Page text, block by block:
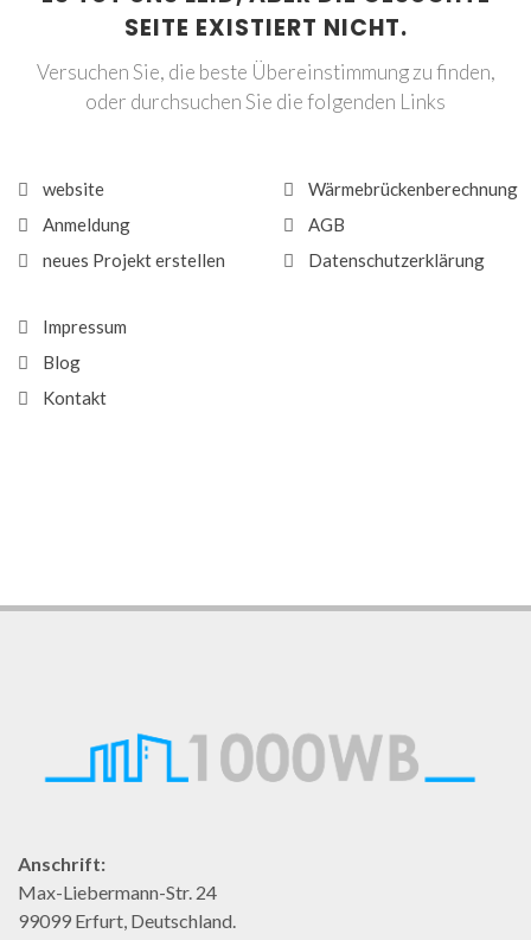
SEITE EXISTIERT NICHT.
Versuchen Sie, die beste Übereinstimmung zu finden,
oder durchsuchen Sie die folgenden Links
website
Anmeldung
neues Projekt erstellen
Wärmebrückenberechnung
AGB
Datenschutzerklärung
Impressum
Blog
Kontakt
Anschrift:
Max-Liebermann-Str. 24
99099 Erfurt, Deutschland.